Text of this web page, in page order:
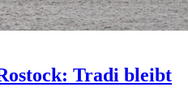
Tradi bleibt